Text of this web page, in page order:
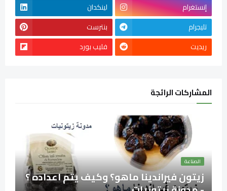
إنستغرام
لينكدان
تليجرام
بنترست
ريديت
فليب بورد
المشاركات الرائجة
الصناعة
زيتون فيراندينا ماهو؟ وكيف يتم اعداده ؟